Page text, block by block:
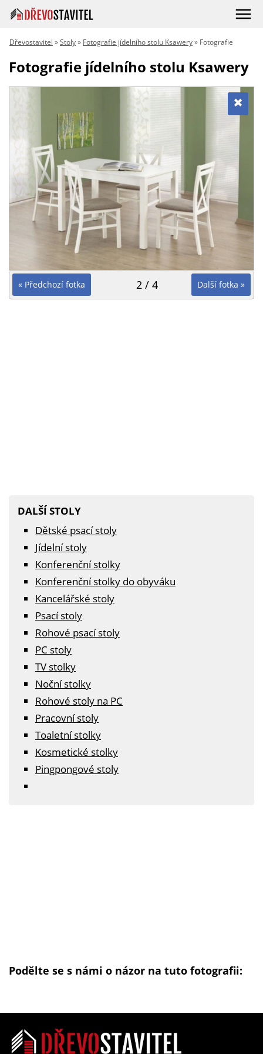
Dřevostavitel »Stoly» Fotografie jídelního stolu Ksawery» Fotografie
Fotografie jídelního stolu Ksawery
« Předchozí fotka Další fotka »
2 / 4
DALŠÍ STOLY
Dětské psací stoly
Jídelní stoly
Konferenční stolky
Konferenční stolky do obyváku
Kancelářské stoly
Psací stoly
Rohové psací stoly
PC stoly
TV stolky
Noční stolky
Rohové stoly na PC
Pracovní stoly
Toaletní stolky
Kosmetické stolky
Pingpongové stoly
Podělte se s námi o názor na tuto fotografii: